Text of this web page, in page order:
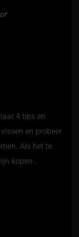
4 tips en
en probeer
Als het te
kopen…